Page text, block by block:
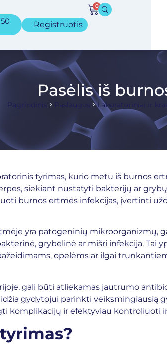
Registruotis
0
Pasėlis iš
Pagrindinis Laboratoriniai ir
tyrimas, kurio metu iš burnos
siekiant nustatyti bakterijų ar
burnos ertmės infekcijas, įvertinti
yra patogeninių mikroorganizmų,
grybelinė ar mišri infekcija. Tai
opelėms ar ilgai
gali būti atliekamas jautrumo
gydytojui parinkti veiksmingiausią
komplikacijų ir efektyviau kontroliuoti